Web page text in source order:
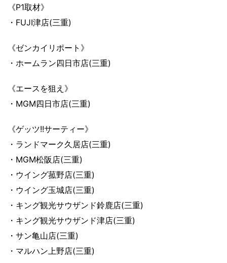
《P1取材》
・FUJI津店(三重)
《ゼンカイリポート》
・ホームラン四日市店(三重)
《エースを狙え》
・MGM四日市店(三重)
《ゲッツ!!サーティー》
・ランドマーク久居店(三重)
・MGM松阪店(三重)
・ウイング菰野店(三重)
・ウイング玉城店(三重)
・キング観光サウザンド鈴鹿店(三重)
・キング観光サウザンド津店(三重)
・サン亀山店(三重)
・マルハン上野店(三重)